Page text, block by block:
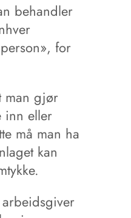
behandler
for
man gjør
inn eller
må man ha
kan